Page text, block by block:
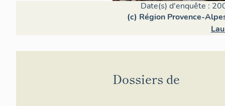
Date(s) d'enquête :
(c) Région Provence-
Dossiers de